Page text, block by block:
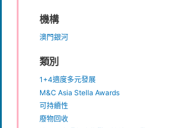
機構
澳門銀河
類別
1+4適度多元發展
M&C Asia Stella Awards
可持續性
廢物回收